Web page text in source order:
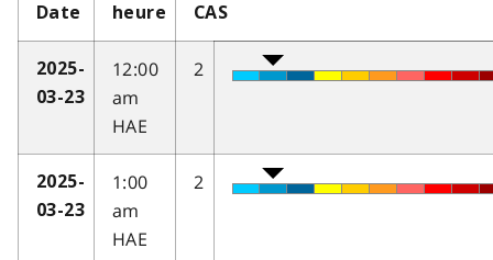
Date heure CAS
2025-
03-23
12:00
am
HAE
2
2025-
03-23
1:00
am
HAE
2